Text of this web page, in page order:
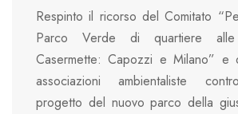
Respinto il ricorso del Comitato
Parco Verde di quartiere
Casermette: Capozzi e Milano” e
associazioni ambientaliste
progetto del nuovo parco della